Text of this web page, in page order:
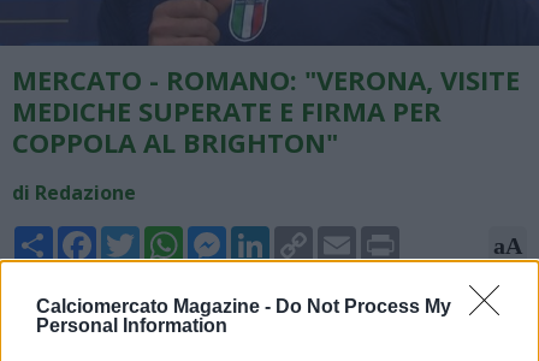
Calciomercato Magazine - Do Not Process My
Personal Information
MERCATO - ROMANO: "VERONA, VISITE
MEDICHE SUPERATE E FIRMA PER
COPPOLA AL BRIGHTON"
di Redazione
Share FacebookTwitterWhatsAppMessengerLinkedInCopy
Link
Email aA
16/06/2025 - 00:00